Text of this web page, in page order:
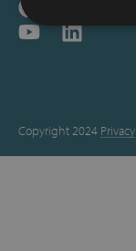
Copyright 2024 Privacy